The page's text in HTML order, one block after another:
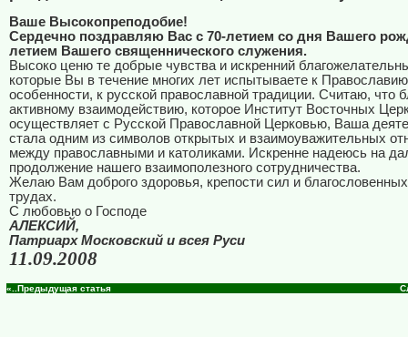
Ваше Высокопреподобие!
Сердечно поздравляю Вас с 70-летием со дня Вашего
летием Вашего священнического служения.
Высоко ценю те добрые чувства и искренний
которые Вы в течение многих лет испытываете к
особенности, к русской православной традиции. Считаю, что
активному взаимодействию, которое Институт Восточных
осуществляет с Русской Православной Церковью, Ваша
стала одним из символов открытых и взаимоуважительных
между православными и католиками. Искренне надеюсь на
продолжение нашего взаимополезного сотрудничества.
Желаю Вам доброго здоровья, крепости сил и
трудах.
С любовью о Господе
АЛЕКСИЙ,
Патриарх Московский и всея Руси
11.09.2008
«..Предыдущая статья